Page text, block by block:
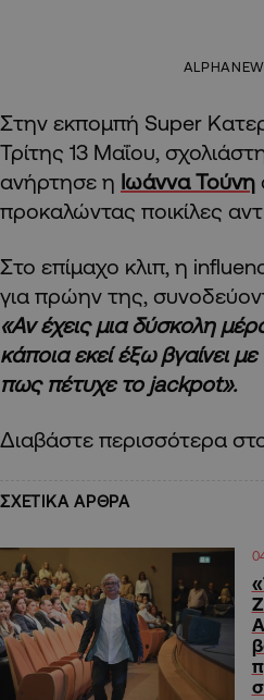
Στην εκπομπή Super
Τρίτης 13 Μαΐου,
ανήρτησε η Ιωάννα Τούνη
προκαλώντας ποικίλες
Στο επίμαχο κλιπ, η
για πρώην της,
«Αν έχεις μια δύσκολη
κάποια εκεί έξω βγαίνει
πως πέτυχε το jackpot».
Διαβάστε περισσότερα
ΣΧΕΤΙΚΑ ΑΡΘΡΑ